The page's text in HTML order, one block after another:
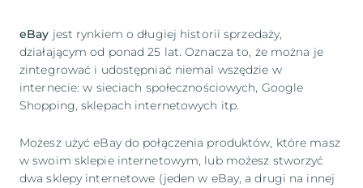
eBay jest rynkiem o długiej historii sprzedaży,
działającym od ponad 25 lat. Oznacza to, że można je
zintegrować i udostępniać niemal wszędzie w
internecie: w sieciach społecznościowych, Google
Shopping, sklepach internetowych itp.
Możesz użyć eBay do połączenia produktów, które masz
w swoim sklepie internetowym, lub możesz stworzyć
dwa sklepy internetowe (jeden w eBay, a drugi na innej